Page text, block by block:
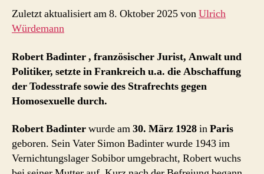
Zuletzt aktualisiert am 8. Oktober 2025 vonUlrich
Würdemann
Robert Badinter , französischer Jurist, Anwalt und
Politiker, setzte in Frankreich u.a. die Abschaffung
der Todesstrafe sowie des Strafrechts gegen
Homosexuelle durch.
Robert Badinterwurde am30. März 1928inParis
geboren. Sein Vater Simon Badinter wurde 1943 im
Vernichtungslager Sobibor umgebracht, Robert wuchs